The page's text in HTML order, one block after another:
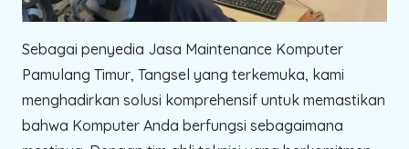
Sebagai penyedia Jasa Maintenance Komputer
Pamulang Timur, Tangsel yang terkemuka, kami
menghadirkan solusi komprehensif untuk memastikan
bahwa Komputer Anda berfungsi sebagaimana